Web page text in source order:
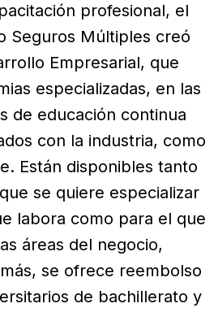
profesional, el
Seguros Múltiples creó
Empresarial, que
especializadas, en las
de educación continua
con la industria, como
Están disponibles tanto
se quiere especializar
labora como para el que
áreas del negocio,
se ofrece reembolso
de bachillerato y